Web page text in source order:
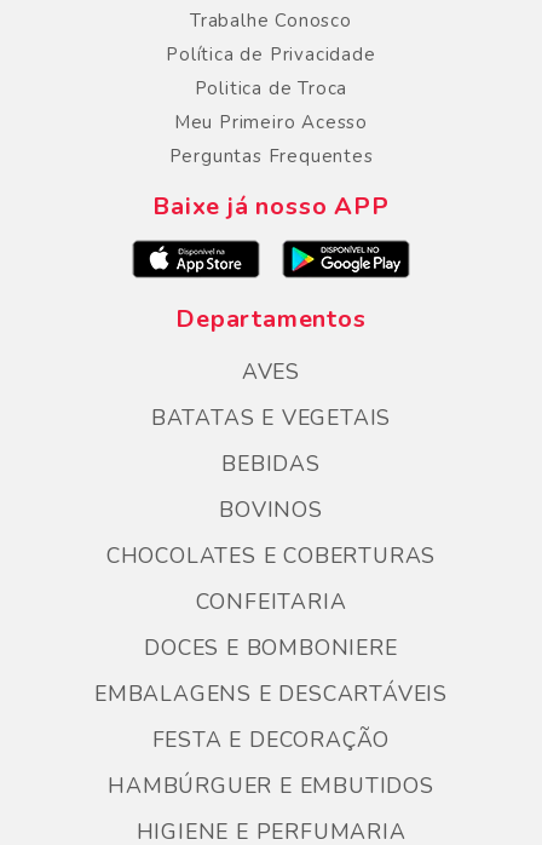
Trabalhe Conosco
Política de Privacidade
Politica de Troca
Meu Primeiro Acesso
Perguntas Frequentes
Baixe já nosso APP
Departamentos
AVES
BATATAS E VEGETAIS
BEBIDAS
BOVINOS
CHOCOLATES E COBERTURAS
CONFEITARIA
DOCES E BOMBONIERE
EMBALAGENS E DESCARTÁVEIS
FESTA E DECORAÇÃO
HAMBÚRGUER E EMBUTIDOS
HIGIENE E PERFUMARIA